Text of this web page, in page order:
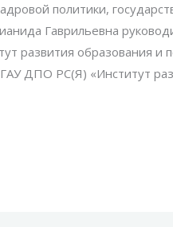
политики,
Гаврильевна
развития образования и
ДПО РС(Я) «Институт